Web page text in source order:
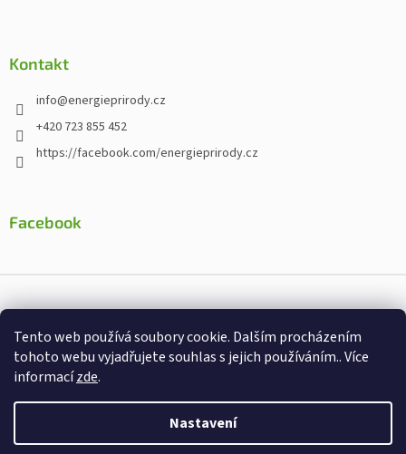
Tento web používá soubory cookie. Dalším procházením
tohoto webu vyjadřujete souhlas s jejich používáním.. Více
informacízde.
Nastavení
Kontakt
info@energieprirody.cz
+420 723 855 452
https://facebook.com/energieprirody.cz
Facebook
Nakodoval:Štefan Mazáň
doplňky stravy. Všechna práva vyhrazena.